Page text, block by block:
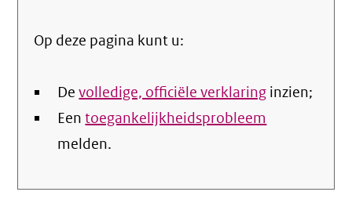
Op deze pagina kunt u:
Devolledige, officiële verklaring inzien;
Eentoegankelijkheidsprobleem
melden.